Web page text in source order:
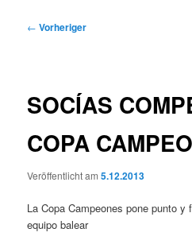
Beitragsnavigation
← Vorheriger
SOCÍAS
COPA
Veröffentlicht am5.12.2013
La Copa Campeones pone punto y
equipo balear